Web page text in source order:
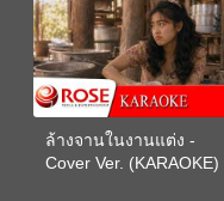
ล้างจานในงานแต่ง -
Cover Ver. (KARAOKE)